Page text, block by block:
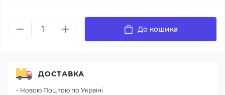
До кошика
ДОСТАВКА
- Новою Поштою по Україні